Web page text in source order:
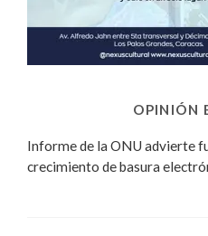
OPINIÓN
Informe de la ONU advierte
crecimiento de basura